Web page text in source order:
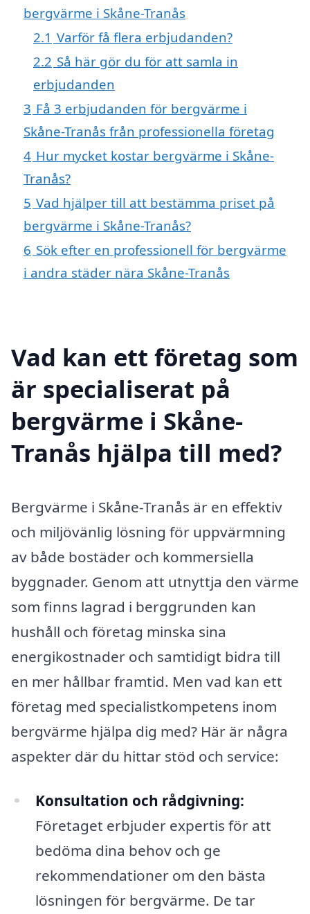
bergvärme i Skåne-Tranås
2.1 Varför få flera erbjudanden?
2.2 Så här gör du för att samla in
erbjudanden
3 Få 3 erbjudanden för bergvärme i
Skåne-Tranås från professionella företag
4 Hur mycket kostar bergvärme i Skåne-
Tranås?
5 Vad hjälper till att bestämma priset på
bergvärme i Skåne-Tranås?
6 Sök efter en professionell för bergvärme
i andra städer nära Skåne-Tranås
Vad kan ett företag som
är specialiserat på
bergvärme i Skåne-
Tranås hjälpa till med?
Bergvärme i Skåne-Tranås är en effektiv
och miljövänlig lösning för uppvärmning
av både bostäder och kommersiella
byggnader. Genom att utnyttja den värme
som finns lagrad i berggrunden kan
hushåll och företag minska sina
energikostnader och samtidigt bidra till
en mer hållbar framtid. Men vad kan ett
företag med specialistkompetens inom
bergvärme hjälpa dig med? Här är några
aspekter där du hittar stöd och service:
Konsultation och rådgivning:
Företaget erbjuder expertis för att
bedöma dina behov och ge
rekommendationer om den bästa
lösningen för bergvärme. De tar